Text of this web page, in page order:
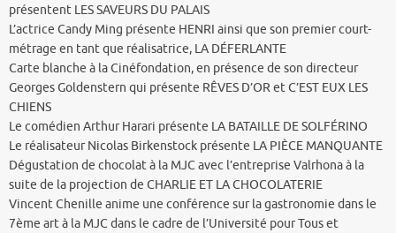
présentent LES SAVEURS DU PALAIS
L’actrice Candy Ming présente HENRI ainsi que son premier court-
métrage en tant que réalisatrice, LA DÉFERLANTE
Carte blanche à la Cinéfondation, en présence de son directeur
Georges Goldenstern qui présente RÊVES D’OR et C’EST EUX LES
CHIENS
Le comédien Arthur Harari présente LA BATAILLE DE SOLFÉRINO
Le réalisateur Nicolas Birkenstock présente LA PIÈCE MANQUANTE
Dégustation de chocolat à la MJC avec l’entreprise Valrhona à la
suite de la projection de CHARLIE ET LA CHOCOLATERIE
Vincent Chenille anime une conférence sur la gastronomie dans le
7ème art à la MJC dans le cadre de l’Université pour Tous et